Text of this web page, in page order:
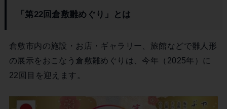
「第22回倉敷雛めぐり」とは
倉敷市内の施設・お店・ギャラリー、旅館などで雛人形
の展示をおこなう倉敷雛めぐりは、今年（2025年）に
22回目を迎えます。